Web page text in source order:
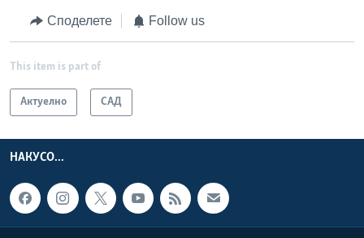
Споделете Follow us
This item is part of
Актуелно САД
НАКУСО...